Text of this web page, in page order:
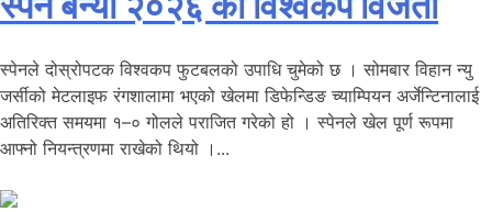
स्पेनले दोस्रोपटक विश्वकप फुटबलको उपाधि चुमेको छ । सोमबार विहान न्यु
जर्सीको मेटलाइफ रंगशालामा भएको खेलमा डिफेन्डिङ च्याम्पियन अर्जेन्टिनालाई
अतिरिक्त समयमा १–० गोलले पराजित गरेको हो । स्पेनले खेल पूर्ण रूपमा
आफ्नो नियन्त्रणमा राखेको थियो ।...